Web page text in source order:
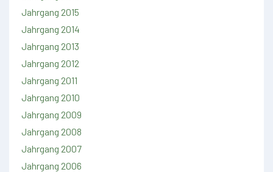
Jahrgang 2015
Jahrgang 2014
Jahrgang 2013
Jahrgang 2012
Jahrgang 2011
Jahrgang 2010
Jahrgang 2009
Jahrgang 2008
Jahrgang 2007
Jahrgang 2006